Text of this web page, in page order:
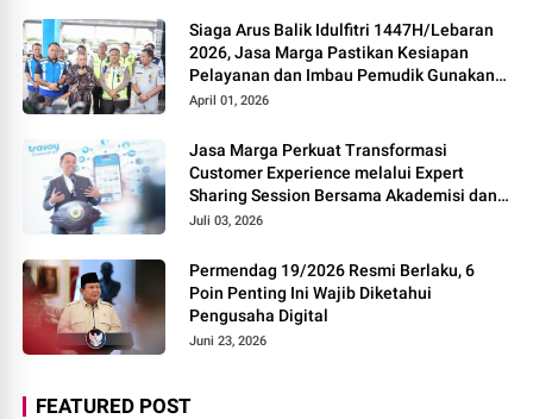
Siaga Arus Balik Idulfitri 1447H/Lebaran
2026, Jasa Marga Pastikan Kesiapan
Pelayanan dan Imbau Pemudik Gunakan
Rest Area Alternatif
April 01, 2026
Jasa Marga Perkuat Transformasi
Customer Experience melalui Expert
Sharing Session Bersama Akademisi dan
Praktisi
Juli 03, 2026
Permendag 19/2026 Resmi Berlaku, 6
Poin Penting Ini Wajib Diketahui
Pengusaha Digital
Juni 23, 2026
FEATURED POST